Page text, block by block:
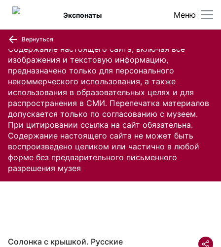
Содержание настоящего сайта, включая все
изображения и текстовую информацию,
предназначено только для персонального
некоммерческого использования, а также
использования в образовательных целях и для
распространения в СМИ. Перепечатка материалов
допускается только по согласованию с музеем.
При цитировании ссылка на сайт обязательна.
Содержание настоящего сайта не может быть
воспроизведено целиком или частично в любой
форме без предварительного письменного
разрешения музея
Меню
Экспонаты
Вернуться
Солонка с крышкой. Русские